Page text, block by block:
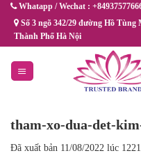
ChuyểnWhatapp / Wechat :
Số 3 ngõ 342/29 đường Hồ
Thành Phố Hà Nội
tham-xo-dua-det-
Đã xuất bản 11/08/2022 lúc